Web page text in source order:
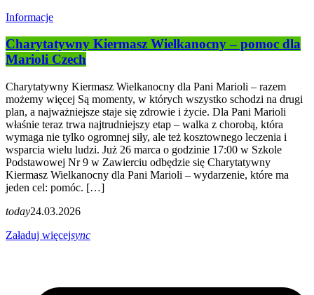
Informacje
Charytatywny Kiermasz Wielkanocny – pomoc dla
Marioli Czech
Charytatywny Kiermasz Wielkanocny dla Pani Marioli – razem
możemy więcej Są momenty, w których wszystko schodzi na drugi
plan, a najważniejsze staje się zdrowie i życie. Dla Pani Marioli
właśnie teraz trwa najtrudniejszy etap – walka z chorobą, która
wymaga nie tylko ogromnej siły, ale też kosztownego leczenia i
wsparcia wielu ludzi. Już 26 marca o godzinie 17:00 w Szkole
Podstawowej Nr 9 w Zawierciu odbędzie się Charytatywny
Kiermasz Wielkanocny dla Pani Marioli – wydarzenie, które ma
jeden cel: pomóc. […]
today24.03.2026
Załaduj więcejsync